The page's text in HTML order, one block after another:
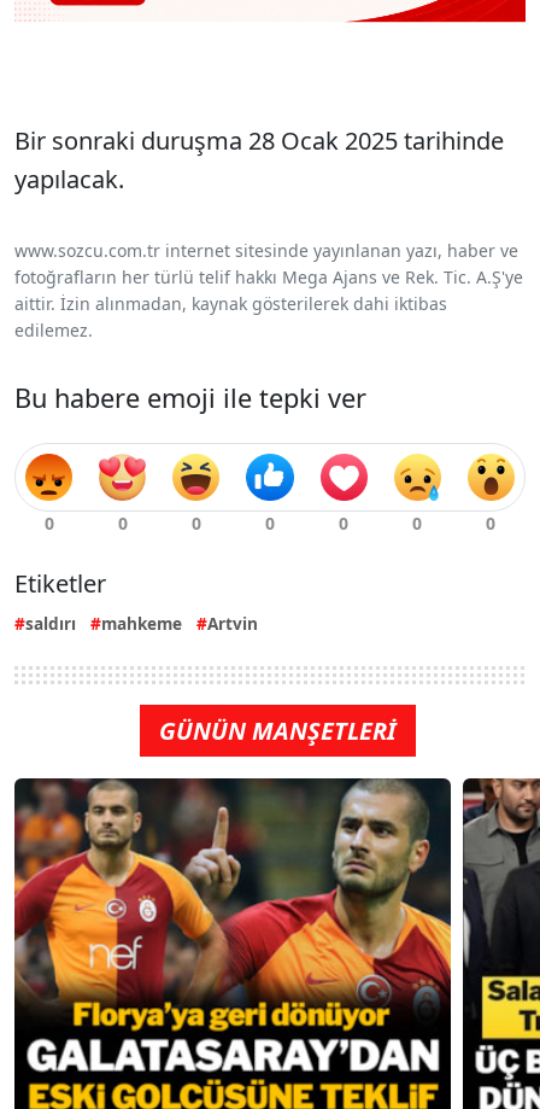
Bir sonraki duruşma 28 Ocak 2025 tarihinde
yapılacak.
www.sozcu.com.tr internet sitesinde yayınlanan yazı, haber ve
fotoğrafların her türlü telif hakkı Mega Ajans ve Rek. Tic. A.Ş'ye
aittir. İzin alınmadan, kaynak gösterilerek dahi iktibas
edilemez.
Bu habere emoji ile tepki ver
Etiketler
saldırı mahkeme Artvin
GÜNÜN MANŞETLERİ